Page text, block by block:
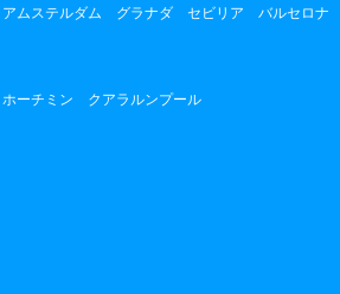
アムステルダム グラナダ セビリア
バルセロナ
ホーチミン クアラルンプール